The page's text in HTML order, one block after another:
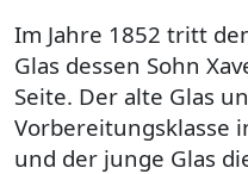
Im Jahre 1852 tritt
Glas dessen Sohn
Seite. Der alte Glas
Vorbereitungsklasse
und der junge Glas